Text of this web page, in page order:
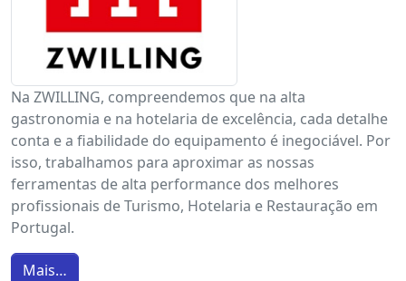
Na ZWILLING, compreendemos que na alta
gastronomia e na hotelaria de excelência, cada detalhe
conta e a fiabilidade do equipamento é inegociável. Por
isso, trabalhamos para aproximar as nossas
ferramentas de alta performance dos melhores
profissionais de Turismo, Hotelaria e Restauração em
Portugal.
Mais…